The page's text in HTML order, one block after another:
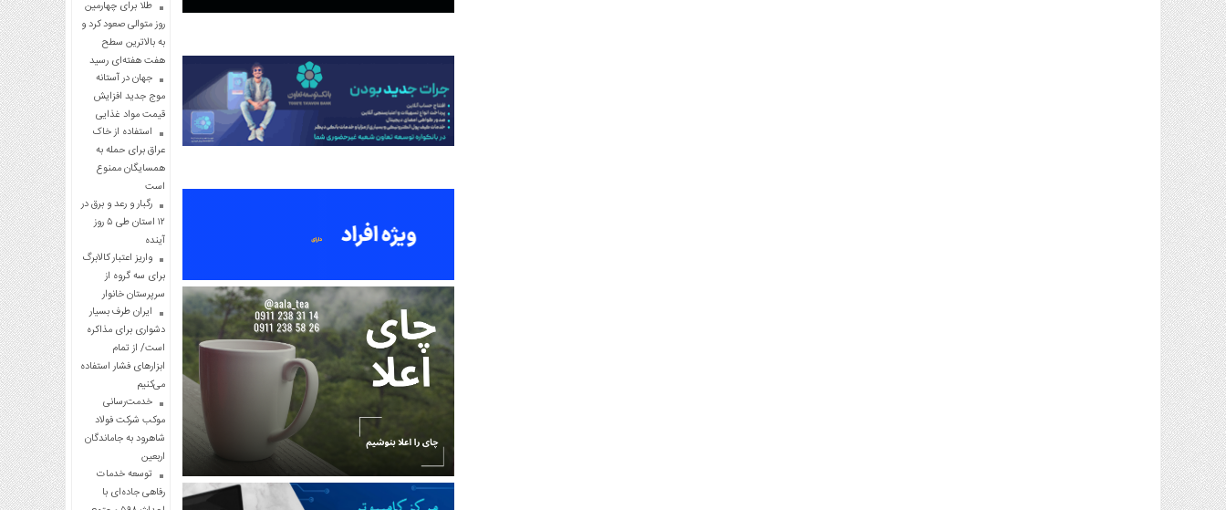
طلا برای چهارمین
روز متوالی صعود کرد و
به بالاترین سطح
هفت هفته‌ای رسید
جهان در آستانه
موج جدید افزایش
قیمت مواد غذایی
استفاده از خاک
عراق برای حمله به
همسایگان ممنوع
است
رگبار و رعد و برق در
۱۲ استان طی ۵ روز
آینده
واریز اعتبار کالابرگ
برای سه گروه از
سرپرستان خانوار
ایران طرف بسیار
دشواری برای مذاکره
است/ از تمام
ابزارهای فشار استفاده
می‌کنیم
خدمت‌رسانی
موکب شرکت فولاد
شاهرود به جاماندگان
اربعین
توسعه خدمات
رفاهی جاده‌ای با